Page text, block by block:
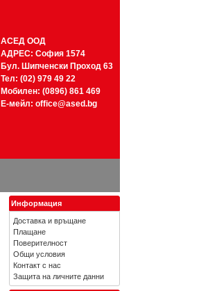
АСЕД ООД
АДРЕС: София 1574
Бул. Шипченски Проход 63
Тел: (02) 979 49 22
Мобилен: (0896) 861 469
Е-мейл: office@ased.bg
Информация
Доставка и връщане
Плащане
Поверителност
Общи условия
Контакт с нас
Защита на личните данни